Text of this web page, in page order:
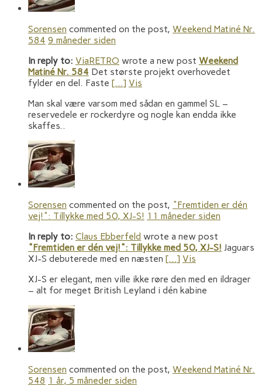
Sorensen commented on the post, Weekend Matiné Nr.
584 9 måneder siden
In reply to: ViaRETRO wrote a new post Weekend
Matiné Nr. 584 Det største projekt overhovedet
fylder en del. Faste […] Vis
Man skal være varsom med sådan en gammel SL –
reservedele er rockerdyre og nogle kan endda ikke
skaffes..
Sorensen commented on the post, "Fremtiden er dén
vej!": Tillykke med 50, XJ-S! 11 måneder siden
In reply to: Claus Ebberfeld wrote a new post
"Fremtiden er dén vej!": Tillykke med 50, XJ-S! Jaguars
XJ-S debuterede med en næsten […] Vis
XJ-S er elegant, men ville ikke røre den med en ildrager
– alt for meget British Leyland i dén kabine
Sorensen commented on the post, Weekend Matiné Nr.
548 1 år, 5 måneder siden